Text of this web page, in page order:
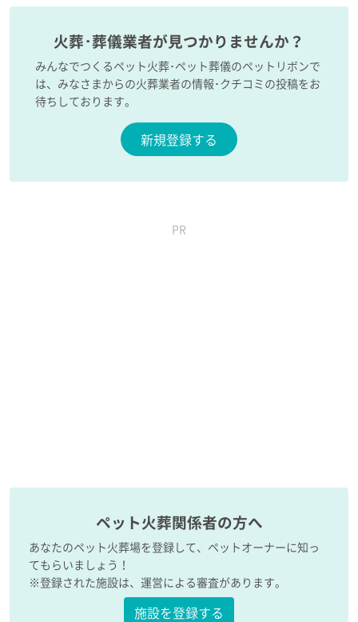
火葬･葬儀業者が見つかりませんか？
みんなでつくるペット火葬･ペット葬儀のペットリボンで
は、みなさまからの火葬業者の情報･クチコミの投稿をお
待ちしております。
新規登録する
PR
ペット火葬関係者の方へ
あなたのペット火葬場を登録して、ペットオーナーに知っ
てもらいましょう！
※登録された施設は、運営による審査があります。
施設を登録する